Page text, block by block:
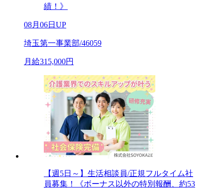
績！》
08月06日UP
埼玉第一事業部/46059
月給315,000円
【週5日～】生活相談員/正規フルタイム社
員募集！《ボーナス以外の特別報酬、約53